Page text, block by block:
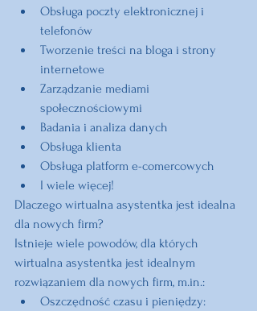
Obsługa poczty elektronicznej i
telefonów
Tworzenie treści na bloga i strony
internetowe
Zarządzanie mediami
społecznościowymi
Badania i analiza danych
Obsługa klienta
Obsługa platform e-comercowych
I wiele więcej!
Dlaczego wirtualna asystentka jest idealna
dla nowych firm?
Istnieje wiele powodów, dla których
wirtualna asystentka jest idealnym
rozwiązaniem dla nowych firm, m.in.:
Oszczędność czasu i pieniędzy: